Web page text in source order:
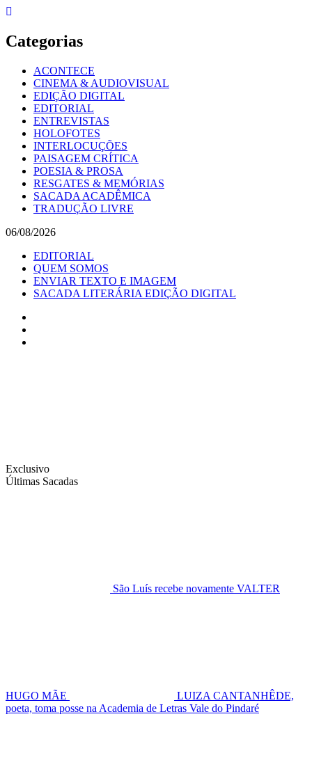
Skip
content
Categorias
ACONTECE
CINEMA & AUDIOVISUAL
EDIÇÃO DIGITAL
EDITORIAL
ENTREVISTAS
HOLOFOTES
INTERLOCUÇÕES
PAISAGEM CRÍTICA
POESIA & PROSA
RESGATES & MEMÓRIAS
SACADA ACADÊMICA
TRADUÇÃO LIVRE
06/08/2026
EDITORIAL
QUEM SOMOS
ENVIAR TEXTO E IMAGEM
SACADA LITERÁRIA EDIÇÃO DIGITAL
Exclusivo
Últimas Sacadas
São Luís recebe novamente VALTER
HUGO MÃE
LUIZA CANTANHÊDE,
poeta, toma posse na Academia de Letras Vale do Pindaré